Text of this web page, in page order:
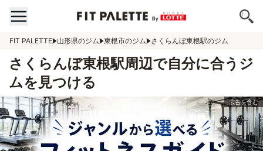
FIT PALETTE 山形県のジム 東根市のジム さくらんぼ東根駅のジム
さくらんぼ東根駅周辺で自分に合うジ
ムを見つける